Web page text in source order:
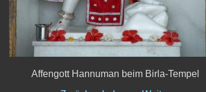
Affengott Hannuman beim Birla-Tempel